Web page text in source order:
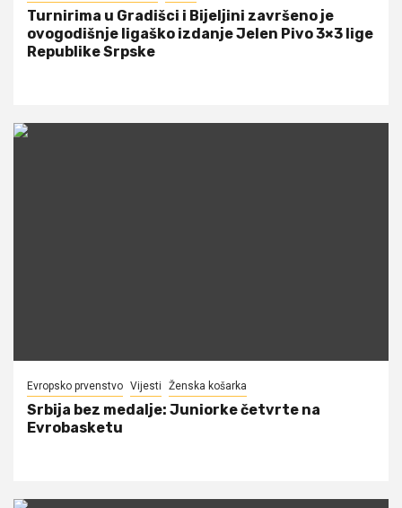
Turnirima u Gradišci i Bijeljini završeno je
ovogodišnje ligaško izdanje Jelen Pivo 3×3 lige
Republike Srpske
Evropsko prvenstvo Vijesti Ženska košarka
Srbija bez medalje: Juniorke četvrte na
Evrobasketu